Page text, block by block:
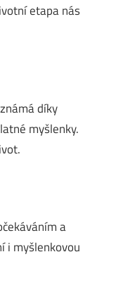
etapa nás
díky
myšlenky.
a
i myšlenkovou